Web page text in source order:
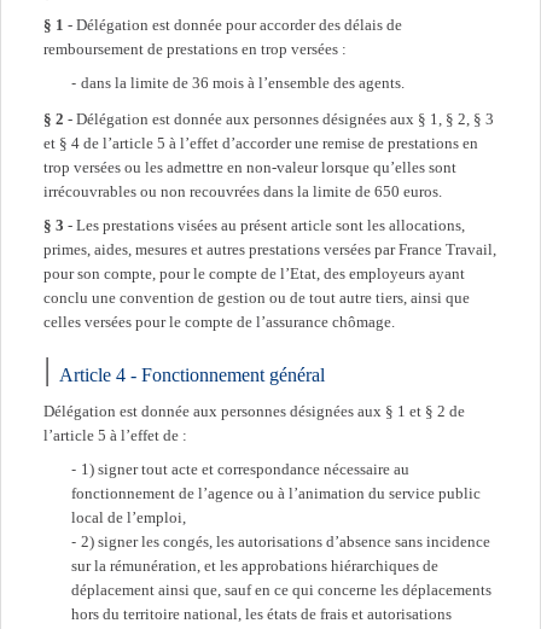
§ 1 - Délégation est donnée pour accorder des délais de
remboursement de prestations en trop versées :
dans la limite de 36 mois à l’ensemble des agents.
§ 2 - Délégation est donnée aux personnes désignées aux § 1, § 2, § 3
et § 4 de l’article 5 à l’effet d’accorder une remise de prestations en
trop versées ou les admettre en non-valeur lorsque qu’elles sont
irrécouvrables ou non recouvrées dans la limite de 650 euros.
§ 3 - Les prestations visées au présent article sont les allocations,
primes, aides, mesures et autres prestations versées par France Travail,
pour son compte, pour le compte de l’Etat, des employeurs ayant
conclu une convention de gestion ou de tout autre tiers, ainsi que
celles versées pour le compte de l’assurance chômage.
Article 4 - Fonctionnement général
Délégation est donnée aux personnes désignées aux § 1 et § 2 de
l’article 5 à l’effet de :
1) signer tout acte et correspondance nécessaire au
fonctionnement de l’agence ou à l’animation du service public
local de l’emploi,
2) signer les congés, les autorisations d’absence sans incidence
sur la rémunération, et les approbations hiérarchiques de
déplacement ainsi que, sauf en ce qui concerne les déplacements
hors du territoire national, les états de frais et autorisations